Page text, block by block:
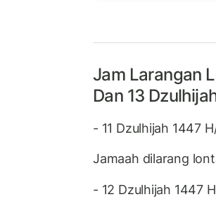
Jam Larangan
Dan 13
- 11 Dzulhijah 1447
Jamaah dilarang
- 12 Dzulhijah 1447